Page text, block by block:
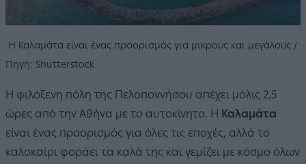
Η Καλαμάτα είναι ένας προορισμός για μικρούς και μεγάλους /
Πηγή: Shutterstock
Η φιλόξενη πόλη της Πελοποννήσου απέχει μόλις 2,5
ώρες από την Αθήνα με το αυτοκίνητο. Η Καλαμάτα
είναι ένας προορισμός για όλες τις εποχές, αλλά το
καλοκαίρι φοράει τα καλά της και γεμίζει με κόσμο όλων